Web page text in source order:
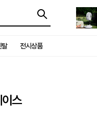
탈 전시상품
스